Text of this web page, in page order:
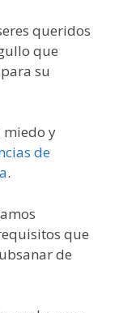
queridos
que
su
miedo y
de
.
que
de